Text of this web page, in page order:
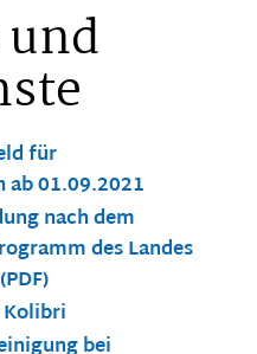
für
01.09.2021
nach dem
des Landes